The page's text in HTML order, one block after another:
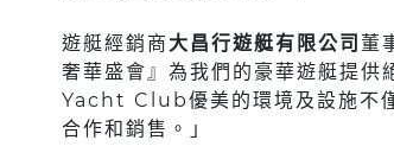
遊艇經銷商 大昌行遊艇有限公司 董
奢華盛會』為我們的豪華遊艇提
Yacht Club優美的環境及設施不
合作和銷售。」